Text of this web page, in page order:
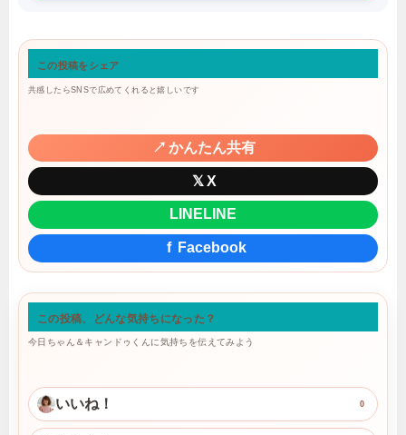
この投稿をシェア
共感したらSNSで広めてくれると嬉しいです
↗ かんたん共有
𝕏 X
LINE LINE
f Facebook
この投稿、どんな気持ちになった？
今日ちゃん＆キャンドゥくんに気持ちを伝えてみよう
いいね！ 0